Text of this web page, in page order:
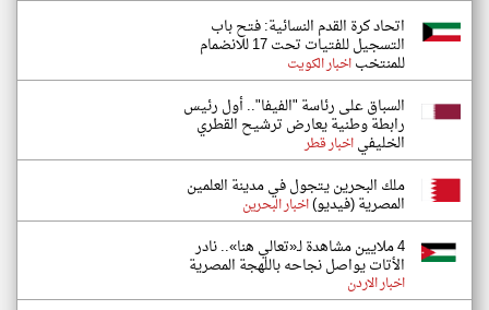
اتحاد كرة القدم النسائية: فتح باب
التسجيل للفتيات تحت 17 للانضمام
للمنتخباخبار الكويت
السباق على رئاسة "الفيفا".. أول رئيس
رابطة وطنية يعارض ترشيح القطري
الخليفياخبار قطر
ملك البحرين يتجول في مدينة العلمين
المصرية (فيديو)اخبار البحرين
4 ملايين مشاهدة لـ«تعالي هنا».. نادر
الأتات يواصل نجاحه باللهجة المصرية
اخبار الاردن